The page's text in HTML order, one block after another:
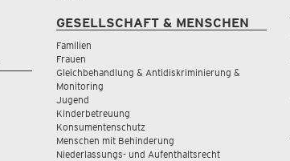
GESELLSCHAFT & MENSCHEN
Familien
Frauen
Gleichbehandlung & Antidiskriminierung &
Monitoring
Jugend
Kinderbetreuung
Konsumentenschutz
Menschen mit Behinderung
Niederlassungs- und Aufenthaltsrecht